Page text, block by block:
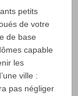
petits
de votre
de base
capable
les
ville :
pas négliger